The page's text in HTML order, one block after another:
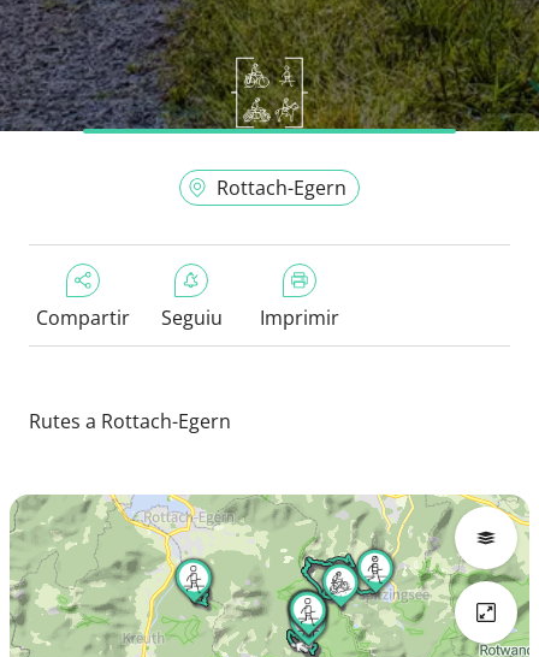
Rottach-Egern
Compartir Seguiu Imprimir
Rutes a Rottach-Egern